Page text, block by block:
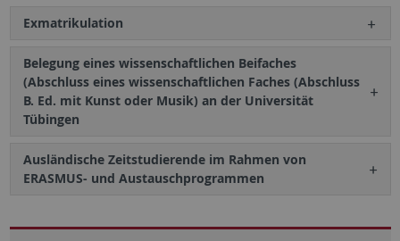
Exmatrikulation
Belegung eines wissenschaftlichen Beifaches
(Abschluss eines wissenschaftlichen Faches (Abschluss
B. Ed. mit Kunst oder Musik) an der Universität
Tübingen
Ausländische Zeitstudierende im Rahmen von
ERASMUS- und Austauschprogrammen